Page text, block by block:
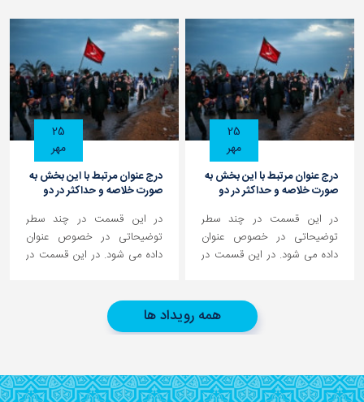
25
مهر
درج ﻋﻨﻮان ﻣﺮﺗﺒﻂ ﺑﺎ اﯾﻦ ﺑﺨﺶ ﺑﻪ
ﺻﻮرت ﺧﻠﺎﺻﻪ و ﺣﺪاﮐﺜﺮ در دو
در این قسمت در چند سطر
توضیحاتی در خصوص عنوان
داده می شود. در این قسمت در
صفحه ديگری هدايت می شود
25
مهر
درج ﻋﻨﻮان ﻣﺮﺗﺒﻂ ﺑﺎ اﯾﻦ ﺑﺨﺶ ﺑﻪ
ﺻﻮرت ﺧﻠﺎﺻﻪ و ﺣﺪاﮐﺜﺮ در دو
در این قسمت در چند سطر
توضیحاتی در خصوص عنوان
داده می شود. در این قسمت در
صفحه ديگری هدايت می شودهمه رویداد ها